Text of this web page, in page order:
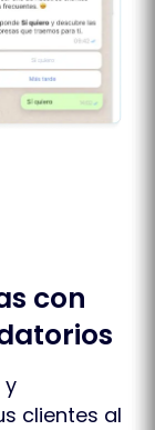
con
y
clientes al